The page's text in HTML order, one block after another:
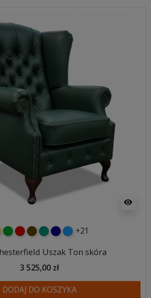
visibility
zielonyczerwony
czekoladowy
turkusowy
granatowy
niebieski
+21
Uszak Ton skóra
3 525,00 zł
DODAJ DO KOSZYKA